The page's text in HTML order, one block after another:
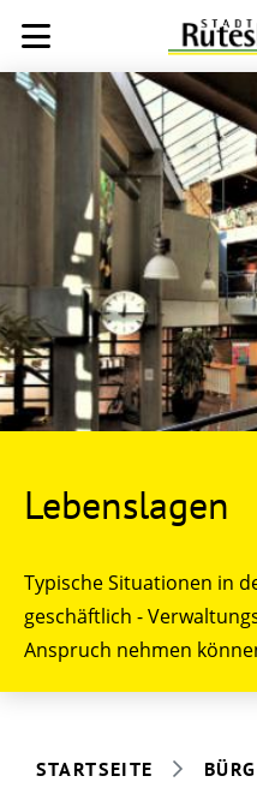
Lebenslagen
Typische Situationen in
geschäftlich -
Anspruch nehmen
STARTSEITE